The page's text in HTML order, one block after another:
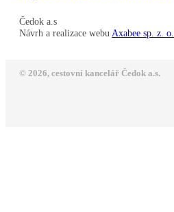
Čedok a.s
Návrh a realizace webu Axabee sp. z.
© 2026, cestovní kancelář Čedok a.s.